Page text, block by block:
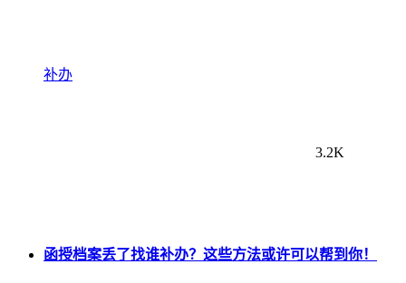
补办
3.2K
函授档案丢了找谁补办？这些方法或许可以帮到你！